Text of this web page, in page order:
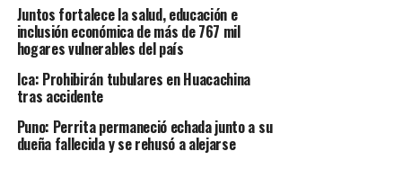
“Estamos orgullosos de cumplir 15 años en el mercado
peruano. Para nosotros, es muy importante ver que crece
el impacto positivo que generamos, por ejemplo,
promoviendo el emprendimiento en el país. El esfuerzo y
como la calidad nutricional de nuestros productos, se ven
reflejados en la preferencia del público. Todo esto nos
Juntos fortalece la salud, educación e
inclusión económica de más de 767 mil
hogares vulnerables del país
Ica: Prohibirán tubulares en Huacachina
tras accidente
Puno: Perrita permaneció echada junto a su
dueña fallecida y se rehusó a alejarse